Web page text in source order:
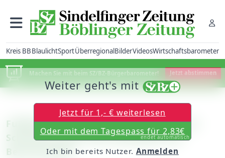
Kreis BBBlaulichtSportÜberregionalBilderVideosWirtschaftsbarometer
Machen Sie mit beim SZ/BZ-Bürgerbarometer! Jetzt abstimmen
Fußball: Die A-Jugend der Spvgg Weil im
Schönbuch feiert den Aufstieg in die
Bezirksstaffel
Weiter geht's mit
Jetzt für 1,- € weiterlesen
Oder mit dem Tagespass für 2,83€
endet automatisch
Ich bin bereits Nutzer. Anmelden